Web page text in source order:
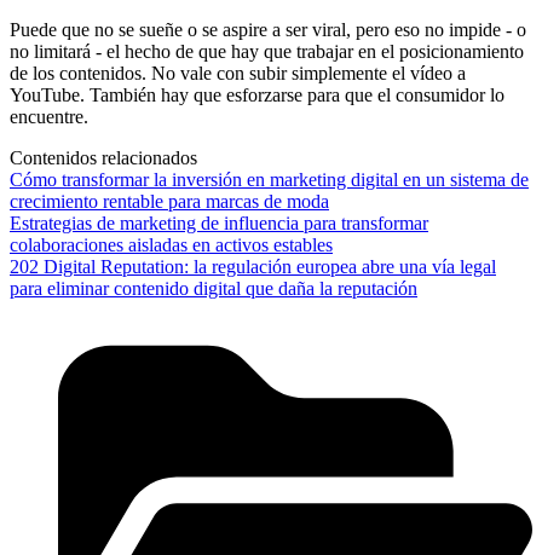
Puede que no se sueñe o se aspire a ser viral, pero eso no impide - o
no limitará - el hecho de que hay que trabajar en el posicionamiento
de los contenidos. No vale con subir simplemente el vídeo a
YouTube. También hay que esforzarse para que el consumidor lo
encuentre.
Contenidos relacionados
Cómo transformar la inversión en marketing digital en un sistema de
crecimiento rentable para marcas de moda
Estrategias de marketing de influencia para transformar
colaboraciones aisladas en activos estables
202 Digital Reputation: la regulación europea abre una vía legal
para eliminar contenido digital que daña la reputación